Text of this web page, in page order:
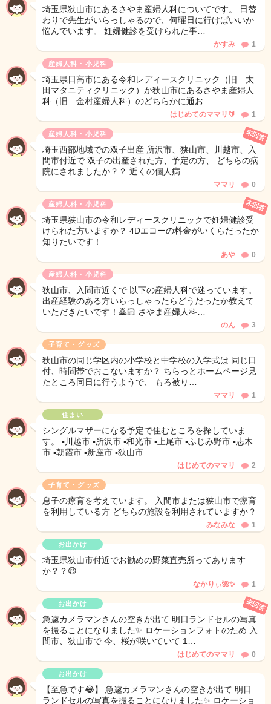
埼玉県狭山市にあるさやま産婦人科についてです。 日替
わりで先生がいらっしゃるので、何曜日に行けばいいか
悩んでいます。 妊婦健診を受けられた事…
かすみ 1
産婦人科・小児科
埼玉県日高市にある令和レディースクリニック（旧 太
田マタニティクリニック）か狭山市にあるさやま産婦人
科（旧 金村産婦人科）のどちらかに通お…
はじめてのママリ🔰 1
産婦人科・小児科
埼玉西部地域での双子出産 所沢市、狭山市、川越市、入
間市付近で 双子の出産された方、予定の方、 どちらの病
院にされましたか？？ 近くの個人病…
未回答
ママリ 0
産婦人科・小児科
埼玉県狭山市の令和レディースクリニックで妊婦健診受
けられた方いますか？ 4Dエコーの料金がいくらだったか
知りたいです！
未回答
あや 0
産婦人科・小児科
狭山市、入間市近くで 以下の産婦人科で迷っています。
出産経験のある方いらっしゃったらどうだったか教えて
いただきたいです！🙇🏻 さやま産婦人科…
のん 3
子育て・グッズ
狭山市の同じ学区内の小学校と中学校の入学式は 同じ日
付、時間帯でおこないますか？ ちらっとホームページ見
たところ同日に行うようで、 もろ被り…
ママリ 1
住まい
シングルマザーになる予定で住むところを探していま
す。 ▪️川越市 ▪️所沢市 ▪️和光市 ▪️上尾市 ▪️ふじみ野市 ▪️志木
市 ▪️朝霞市 ▪️新座市 ▪️狭山市 …
はじめてのママリ 2
子育て・グッズ
息子の療育を考えています。 入間市または狭山市で療育
を利用している方 どちらの施設を利用されていますか？
みなみな 1
お出かけ
埼玉県狭山市付近でお勧めの野菜直売所ってあります
か？？😆
なかりぃ🌺✨ 1
お出かけ
急遽カメラマンさんの空きが出て 明日ランドセルの写真
を撮ることになりました✨ ロケーションフォトのため 入
間市、狭山市で 今、桜が咲いていて 1…
未回答
はじめてのママリ 0
お出かけ
【至急です😂】 急遽カメラマンさんの空きが出て 明日
ランドセルの写真を撮ることになりました✨ ロケーショ